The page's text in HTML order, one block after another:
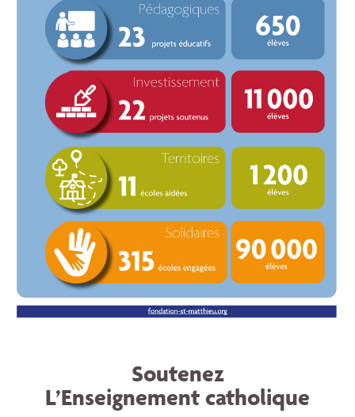
Soutenez
L’Enseignement catholique